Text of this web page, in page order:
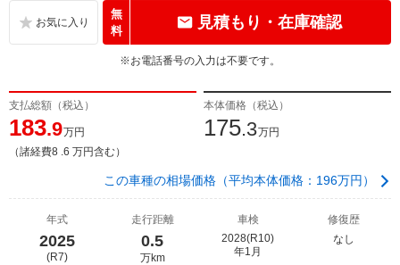
無
料
見積もり・在庫確認
※お電話番号の入力は不要です。
支払総額（税込）
183.9万円
（諸経費8 .6 万円含む）
本体価格（税込）
175.3万円
この車種の相場価格（平均本体価格：196万円）
年式
2025
(R7)
走行距離
0.5
万km
車検
2028(R10)
年1月
修復歴
なし